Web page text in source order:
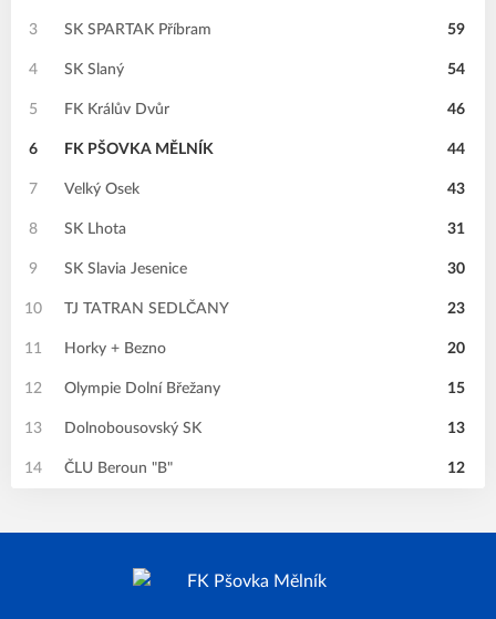
3 SK SPARTAK Příbram 59
4 SK Slaný 54
5 FK Králův Dvůr 46
6 FK PŠOVKA MĚLNÍK 44
7 Velký Osek 43
8 SK Lhota 31
9 SK Slavia Jesenice 30
10 TJ TATRAN SEDLČANY 23
11 Horky + Bezno 20
12 Olympie Dolní Břežany 15
13 Dolnobousovský SK 13
14 ČLU Beroun "B" 12